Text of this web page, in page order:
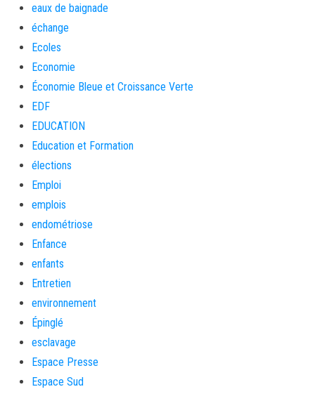
eaux de baignade
échange
Ecoles
Economie
Économie Bleue et Croissance Verte
EDF
EDUCATION
Education et Formation
élections
Emploi
emplois
endométriose
Enfance
enfants
Entretien
environnement
Épinglé
esclavage
Espace Presse
Espace Sud